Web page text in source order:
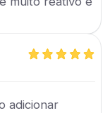
adicionar